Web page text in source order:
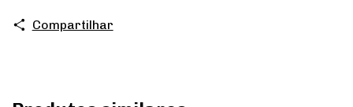
Compartilhar